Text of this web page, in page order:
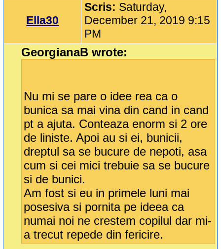
Ella30
Scris: Saturday,
December 21, 2019 9:15
PM
GeorgianaB wrote:
Nu mi se pare o idee rea ca o
bunica sa mai vina din cand in cand
pt a ajuta. Conteaza enorm si 2 ore
de liniste. Apoi au si ei, bunicii,
dreptul sa se bucure de nepoti, asa
cum si cei mici trebuie sa se bucure
si de bunici.
Am fost si eu in primele luni mai
posesiva si pornita pe ideea ca
numai noi ne crestem copilul dar mi-
a trecut repede din fericire.